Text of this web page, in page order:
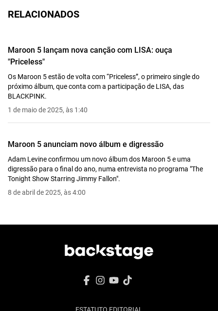
RELACIONADOS
Maroon 5 lançam nova canção com LISA: ouça
"Priceless"
Os Maroon 5 estão de volta com “Priceless”, o primeiro single do
próximo álbum, que conta com a participação de LISA, das
BLACKPINK.
1 de maio de 2025, às 1:40
Maroon 5 anunciam novo álbum e digressão
Adam Levine confirmou um novo álbum dos Maroon 5 e uma
digressão para o final do ano, numa entrevista no programa "The
Tonight Show Starring Jimmy Fallon".
8 de abril de 2025, às 4:00